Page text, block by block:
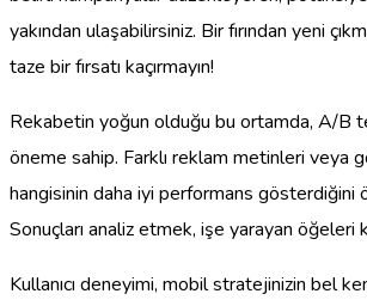
yakından ulaşabilirsiniz. Bir fırından yeni
taze bir fırsatı kaçırmayın!
Rekabetin yoğun olduğu bu ortamda, A/B
öneme sahip. Farklı reklam metinleri veya
hangisinin daha iyi performans gösterdiğini
Sonuçları analiz etmek, işe yarayan öğeleri
Kullanıcı deneyimi, mobil stratejinizin bel